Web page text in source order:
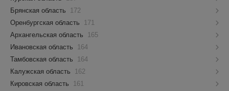
Брянская область
172
Оренбургская область
171
Архангельская область
165
Ивановская область
164
Тамбовская область
164
Калужская область
162
Кировская область
161